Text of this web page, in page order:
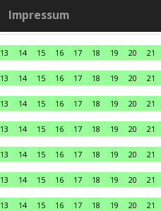
Impressum
13 14 15 16 17 18 19 20 21
13 14 15 16 17 18 19 20 21
13 14 15 16 17 18 19 20 21
13 14 15 16 17 18 19 20 21
13 14 15 16 17 18 19 20 21
13 14 15 16 17 18 19 20 21
13 14 15 16 17 18 19 20 21